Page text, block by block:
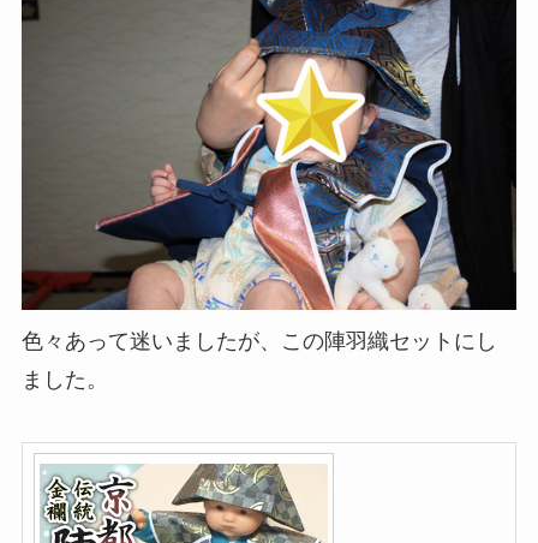
色々あって迷いましたが、この陣羽織セットにし
ました。